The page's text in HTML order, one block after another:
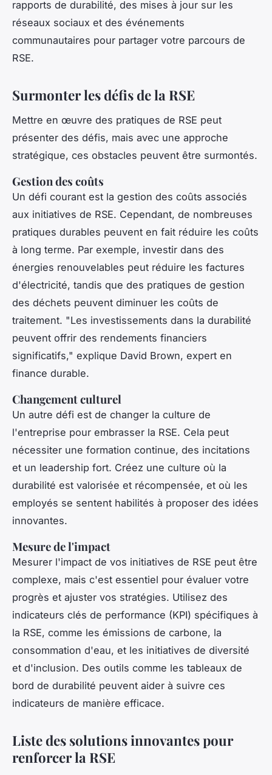
rapports de durabilité, des mises à jour sur les
réseaux sociaux et des événements
communautaires pour partager votre parcours de
RSE.
Surmonter les défis de la RSE
Mettre en œuvre des pratiques de RSE peut
présenter des défis, mais avec une approche
stratégique, ces obstacles peuvent être surmontés.
Gestion des coûts
Un défi courant est la gestion des coûts associés
aux initiatives de RSE. Cependant, de nombreuses
pratiques durables peuvent en fait réduire les coûts
à long terme. Par exemple, investir dans des
énergies renouvelables peut réduire les factures
d'électricité, tandis que des pratiques de gestion
des déchets peuvent diminuer les coûts de
traitement. "Les investissements dans la durabilité
peuvent offrir des rendements financiers
significatifs," explique David Brown, expert en
finance durable.
Changement culturel
Un autre défi est de changer la culture de
l'entreprise pour embrasser la RSE. Cela peut
nécessiter une formation continue, des incitations
et un leadership fort. Créez une culture où la
durabilité est valorisée et récompensée, et où les
employés se sentent habilités à proposer des idées
innovantes.
Mesure de l'impact
Mesurer l'impact de vos initiatives de RSE peut être
complexe, mais c'est essentiel pour évaluer votre
progrès et ajuster vos stratégies. Utilisez des
indicateurs clés de performance (KPI) spécifiques à
la RSE, comme les émissions de carbone, la
consommation d'eau, et les initiatives de diversité
et d'inclusion. Des outils comme les tableaux de
bord de durabilité peuvent aider à suivre ces
indicateurs de manière efficace.
Liste des solutions innovantes pour
renforcer la RSE